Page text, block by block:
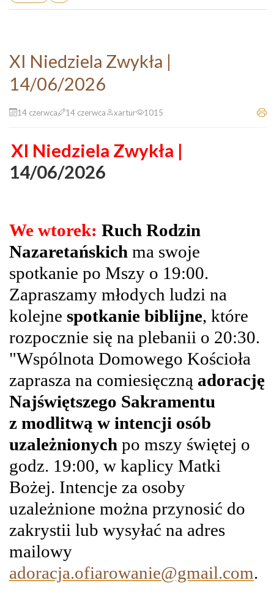
XI Niedziela Zwykła |
14/06/2026
14 czerwca 14 czerwca xartur 1015
XI Niedziela Zwykła |
14/06/2026
We wtorek: Ruch Rodzin
Nazaretańskich ma swoje
spotkanie po Mszy o 19:00.
Zapraszamy młodych ludzi na
kolejne spotkanie biblijne, które
rozpocznie się na plebanii o 20:30.
"Wspólnota Domowego Kościoła
zaprasza na comiesięczną adorację
Najświętszego Sakramentu
z modlitwą w intencji osób
uzależnionych po mszy świętej o
godz. 19:00, w kaplicy Matki
Bożej. Intencje za osoby
uzależnione można przynosić do
zakrystii lub wysyłać na adres
mailowy
adoracja.ofiarowanie@gmail.com.